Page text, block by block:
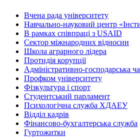
Вчена рада університету
Навчально-науковий центр
В рамках співпраці з USAID
Сектор міжнародних відносин
Школа аграрного лідера
Протидія корупції
Адміністративно-господарська
Профком університету
Фізкультура і спорт
Студентський парламент
Психологічна служба ХДАЕУ
Відділ кадрів
Фінансово-бухгалтерська служба
Гуртожитки